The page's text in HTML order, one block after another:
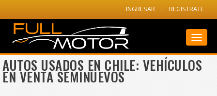
INGRESAR REGISTRATE
AUTOS USADOS EN CHILE: VEHÍCULOS
EN VENTA SEMINUEVOS